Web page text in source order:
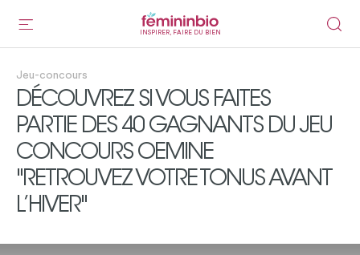
INSPIRER, FAIRE DU BIEN
Jeu-concours
DÉCOUVREZ SI VOUS FAITES
PARTIE DES 40 GAGNANTS DU JEU
CONCOURS OEMINE
"RETROUVEZ VOTRE TONUS AVANT
L’HIVER"